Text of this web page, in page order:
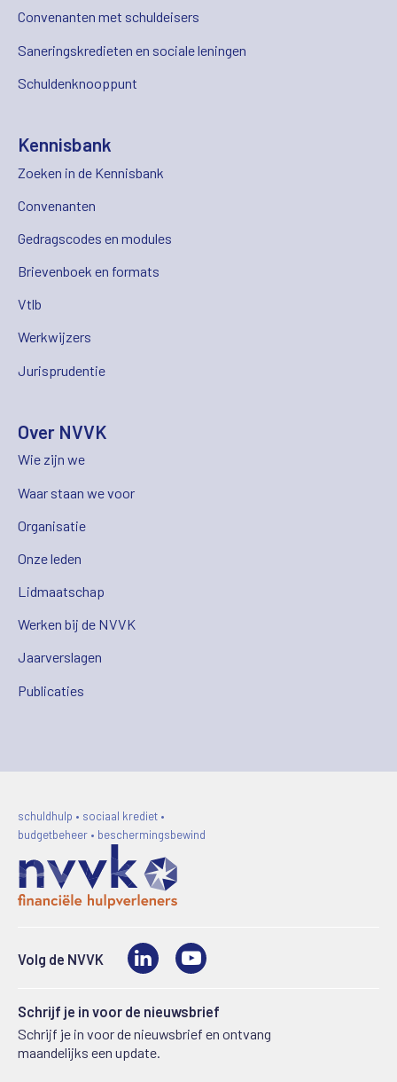
Convenanten met schuldeisers
Saneringskredieten en sociale leningen
Schuldenknooppunt
Kennisbank
Zoeken in de Kennisbank
Convenanten
Gedragscodes en modules
Brievenboek en formats
Vtlb
Werkwijzers
Jurisprudentie
Over NVVK
Wie zijn we
Waar staan we voor
Organisatie
Onze leden
Lidmaatschap
Werken bij de NVVK
Jaarverslagen
Publicaties
schuldhulp • sociaal krediet •
budgetbeheer • beschermingsbewind
Volg de NVVK LinkedIn
Schrijf je in voor de nieuwsbrief
Schrijf je in voor de nieuwsbrief en ontvang
maandelijks een update.